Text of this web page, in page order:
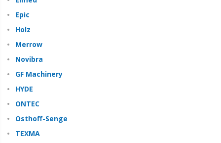
Epic
Holz
Merrow
Novibra
GF Machinery
HYDE
ONTEC
Osthoff-Senge
TEXMA